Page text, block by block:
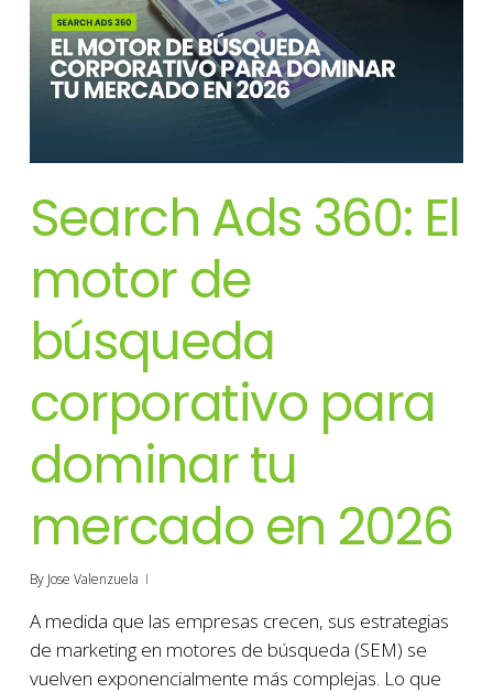
Search Ads 360: El
motor de
búsqueda
corporativo para
dominar tu
mercado en 2026
By Jose Valenzuela
A medida que las empresas crecen, sus estrategias
de marketing en motores de búsqueda (SEM) se
vuelven exponencialmente más complejas. Lo que